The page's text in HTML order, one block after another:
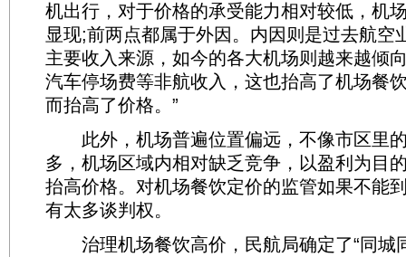
机出行，对于价格的承受能力相对较低，机
显现;前两点都属于外因。内因则是过去航空
主要收入来源，如今的各大机场则越来越倾
汽车停场费等非航收入，这也抬高了机场餐
而抬高了价格。”
此外，机场普遍位置偏远，不像市区里
多，机场区域内相对缺乏竞争，以盈利为目
抬高价格。对机场餐饮定价的监管如果不能
有太多谈判权。
治理机场餐饮高价，民航局确定了“同城